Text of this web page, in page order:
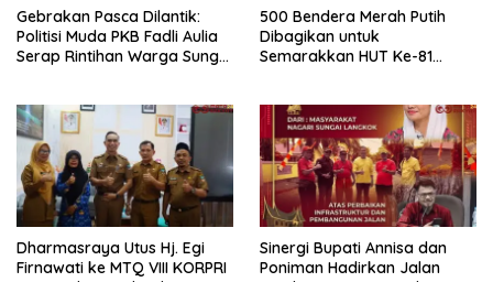
Gebrakan Pasca Dilantik:
Politisi Muda PKB Fadli Aulia
Serap Rintihan Warga Sungai
500 Bendera Merah Putih
Dibagikan untuk
Semarakkan HUT Ke-81
Dharmasraya Utus Hj. Egi
Firnawati ke MTQ VIII KORPRI
Sinergi Bupati Annisa dan
Poniman Hadirkan Jalan